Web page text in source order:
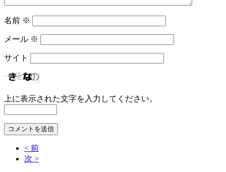
名前 ※
メール ※
サイト
上に表示された文字を入力してください。
< 前
次 >